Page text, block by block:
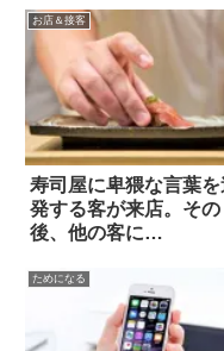
お店＆接客
寿司屋に卑猥な言葉を
発する客が来店。その
後、他の客に…
ためになる